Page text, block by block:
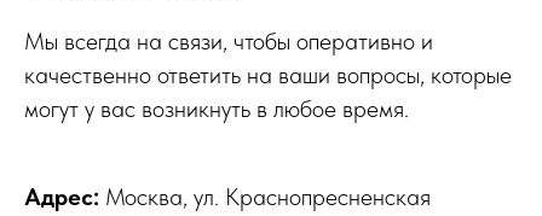
Мы всегда на связи, чтобы оперативно и
качественно ответить на ваши вопросы, которые
могут у вас возникнуть в любое время.
Адрес: Москва, ул. Краснопресненская